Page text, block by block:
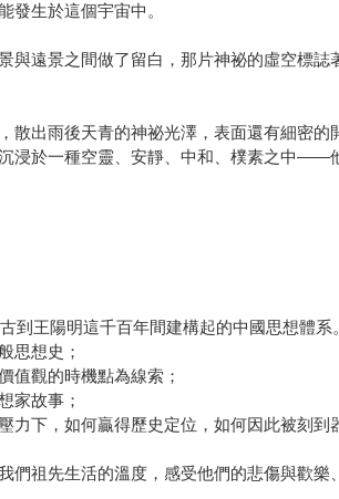
發生於這個宇宙中。
遠景之間做了留白，那片神祕的虛空標
出雨後天青的神祕光澤，表面還有細密
浸於一種空靈、安靜、中和、樸素之中――
到王陽明這千百年間建構起的中國思想體系。
思想史；
值觀的時機點為線索；
家故事；
下，如何贏得歷史定位，如何因此被刻
祖先生活的溫度，感受他們的悲傷與歡樂